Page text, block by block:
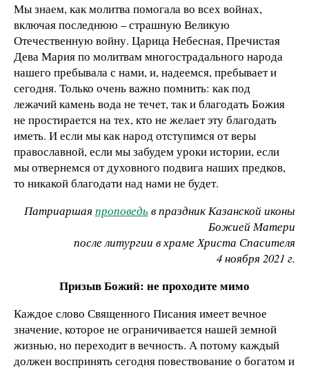
Мы знаем, как молитва помогала во всех войнах,
включая последнюю – страшную Великую
Отечественную войну. Царица Небесная, Пречистая
Дева Мария по молитвам многострадального народа
нашего пребывала с нами, и, надеемся, пребывает и
сегодня. Только очень важно помнить: как под
лежачий камень вода не течет, так и благодать Божия
не простирается на тех, кто не желает эту благодать
иметь. И если мы как народ отступимся от веры
православной, если мы забудем уроки истории, если
мы отвернемся от духовного подвига наших предков,
то никакой благодати над нами не будет.
Патриаршая проповедьв праздник Казанской иконы
Божией Матери
после литургии в храме Христа Спасителя
4 ноября 2021 г.
Призыв Божий: не проходите мимо
Каждое слово Священного Писания имеет вечное
значение, которое не ограничивается нашей земной
жизнью, но переходит в вечность. А потому каждый
должен воспринять сегодня повествование о богатом и